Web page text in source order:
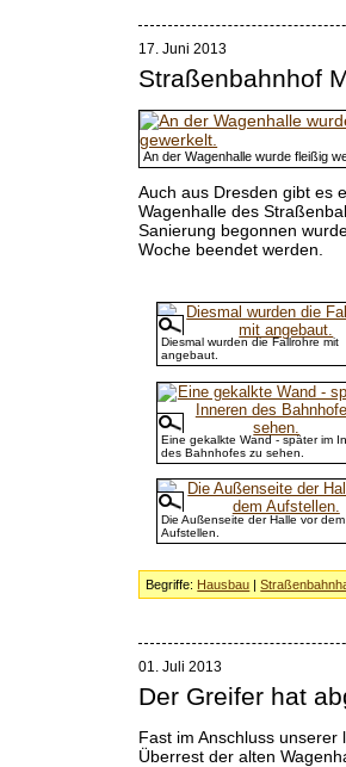
17. Juni 2013
Straßenbahnhof
An der Wagenhalle wurde fleißig
Auch aus Dresden gibt es
Wagenhalle des
Sanierung begonnen
Woche beendet werden.
Diesmal wurden die Fallrohre mit
angebaut.
Eine gekalkte Wand - später im
des Bahnhofes zu sehen.
Die Außenseite der Halle vor dem
Aufstellen.
Begriffe: Hausbau |
01. Juli 2013
Der Greifer hat
Fast im Anschluss
Überrest der alten